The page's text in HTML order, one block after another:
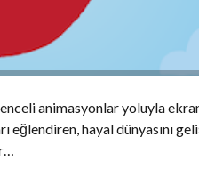
animasyonlar yoluyla
eğlendiren, hayal dünyasını